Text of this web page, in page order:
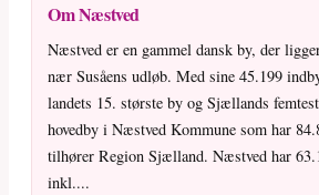
Om Næstved
Næstved er en gammel dansk by, der
nær Susåens udløb. Med sine 45.199
landets 15. største by og Sjællands
hovedby i Næstved Kommune som har
tilhører Region Sjælland. Næstved har
inkl....